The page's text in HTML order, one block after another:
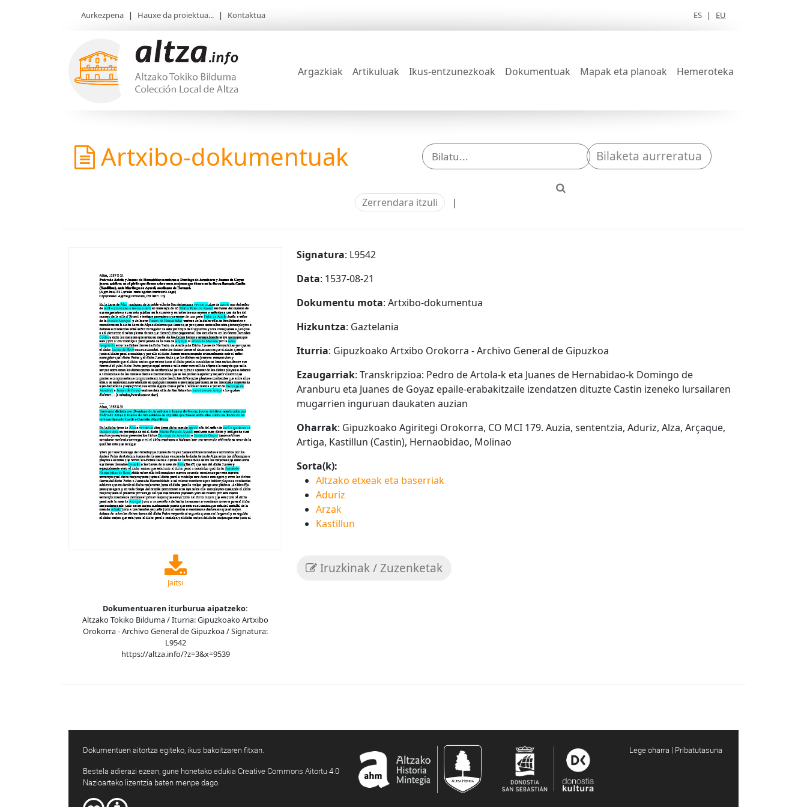
Aurkezpena | Hauxe da proiektua... | Kontaktua ES | EU
Argazkiak Artikuluak Ikus-entzunezkoak Dokumentuak Mapak eta planoak Hemeroteka
Artxibo-dokumentuak Bilaketa aurreratua
Zerrendara itzuli |
Jaitsi
Dokumentuaren iturburua aipatzeko:
Altzako Tokiko Bilduma / Iturria: Gipuzkoako Artxibo
Orokorra - Archivo General de Gipuzkoa / Signatura:
L9542
https://altza.info/?z=3&x=9539
Signatura: L9542
Data: 1537-08-21
Dokumentu mota: Artxibo-dokumentua
Hizkuntza: Gaztelania
Iturria: Gipuzkoako Artxibo Orokorra - Archivo General de Gipuzkoa
Ezaugarriak: Transkripzioa: Pedro de Artola-k eta Juanes de Hernabidao-k Domingo de
Aranburu eta Juanes de Goyaz epaile-erabakitzaile izendatzen dituzte Castin izeneko lursailaren
mugarrien inguruan daukaten auzian
Oharrak: Gipuzkoako Agiritegi Orokorra, CO MCI 179. Auzia, sententzia, Aduriz, Alza, Arçaque,
Artiga, Kastillun (Castin), Hernaobidao, Molinao
Sorta(k):
Altzako etxeak eta baserriak
Aduriz
Arzak
Kastillun
Iruzkinak / Zuzenketak
Dokumentuen aitortza egiteko, ikus bakoitzaren fitxan.
Bestela adierazi ezean, gune honetako edukia Creative Commons Aitortu 4.0
Nazioarteko lizentzia baten menpe dago.
Lege oharra | Pribatutasuna